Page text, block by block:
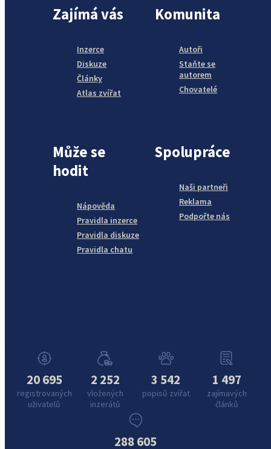
Zajímá vás
Inzerce
Diskuze
Články
Atlas zvířat
Komunita
Autoři
Staňte se
autorem
Chovatelé
Může se
hodit
Nápověda
Pravidla inzerce
Pravidla diskuze
Pravidla chatu
Spolupráce
Naši partneři
Reklama
Podpořte nás
20 695
registrovaných
uživatelů
2 252
vložených
inzerátů
3 542
popisů zvířat
1 497
zajímavých
článků
288 605